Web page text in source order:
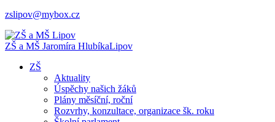
zslipov@mybox.cz
ZŠ a MŠ Jaromíra HlubíkaLipov
ZŠ
Aktuality
Úspěchy našich žáků
Plány měsíční, roční
Rozvrhy, konzultace, organizace šk. roku